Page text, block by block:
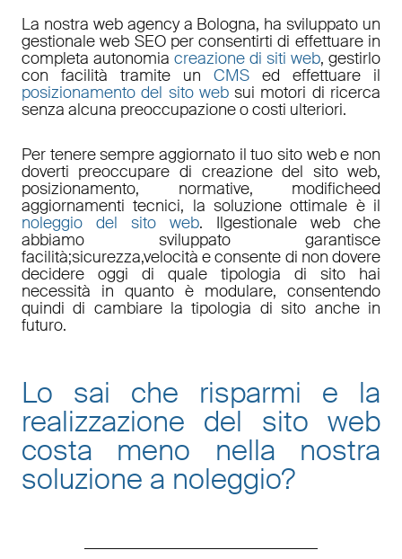
La nostra web agency a Bologna, ha sviluppato un
gestionale web SEOper consentirti di effettuare in
completa autonomia creazione di siti web, gestirlo
con facilità tramite un CMS ed effettuare il
posizionamento del sito websui motori di ricerca
senza alcuna preoccupazione o costi ulteriori.
Per tenere sempre aggiornato il tuo sito web e non
doverti preoccupare di creazione del sito web,
posizionamento, normative, modificheed
aggiornamenti tecnici, la soluzione ottimale è il
noleggio del sito web. Ilgestionale webche
abbiamo sviluppato garantisce
facilità;sicurezza,velocità e consente di non dovere
decidere oggi di quale tipologia di sito hai
necessità in quanto è modulare, consentendo
quindi di cambiare la tipologia di sito anche in
futuro.
Lo sai che risparmi e la
realizzazione del sito web
costa meno nella nostra
soluzione a noleggio?